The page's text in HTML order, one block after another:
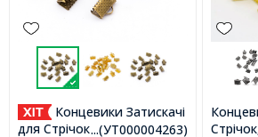
...(УТ000004263)
Концевики Затискачі
для Стрічок Залізні, Бронза,